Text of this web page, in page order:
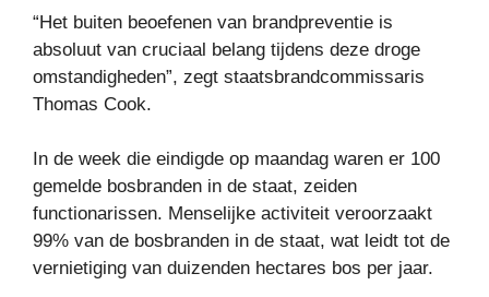
“Het buiten beoefenen van brandpreventie is
absoluut van cruciaal belang tijdens deze droge
omstandigheden”, zegt staatsbrandcommissaris
Thomas Cook.
In de week die eindigde op maandag waren er 100
gemelde bosbranden in de staat, zeiden
functionarissen. Menselijke activiteit veroorzaakt
99% van de bosbranden in de staat, wat leidt tot de
vernietiging van duizenden hectares bos per jaar.